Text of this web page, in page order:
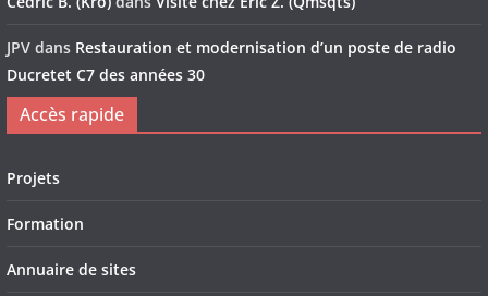
JPV dans Restauration et modernisation d’un poste de radio
Ducretet C7 des années 30
Accès rapide
Projets
Formation
Annuaire de sites